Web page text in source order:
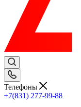
Телефоны
+7(831) 277-99-88